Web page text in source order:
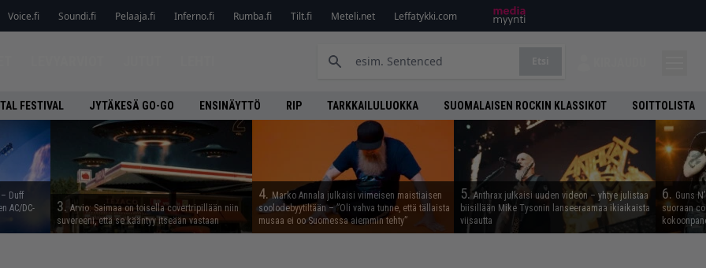
Voice.fi Soundi.fi Pelaaja.fi Inferno.fi Rumba.fi Tilt.fi Meteli.net Leffatykki.com
FESTIVAL JYTÄKESÄ GO-GO ENSINÄYTTÖ RIP TARKKAILULUOKKA SUOMALAISEN ROCKIN KLASSIKOT SOITTOLISTA
Duff
AC/DC-
3. Arvio: Saimaa on toisella covertripillään niin
suvereeni, että se kääntyy itseään vastaan
4. Marko Annala julkaisi viimeisen maistiaisen
soolodebyytiltään – ”Oli vahva tunne, että tällaista
musaa ei oo Suomessa aiemmin tehty”
5.Anthrax julkaisi uuden videon – yhtye julistaa
biisillään Mike Tysonin lanseeraamaa ikiaikaista
viisautta
6. Guns
suoraan